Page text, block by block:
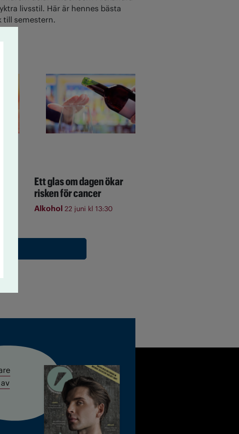
livsstil. Här är hennes bästa
till semestern.
Ett glas om dagen ökar
risken för cancer
Alkohol 22 juni kl 13:30